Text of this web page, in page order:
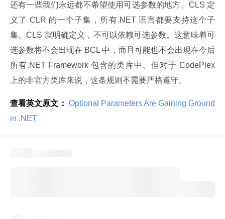
还有一些我们永远都不希望使用可选参数的地方。CLS 定
义了 CLR 的一个子集，所有.NET 语言都要支持这个子
集。CLS 就明确定义，不可以依赖可选参数。这意味着可
选参数将不会出现在 BCL 中，而且可能也不会出现在今后
所有.NET Framework 包含的类库中。但对于 CodePlex
上的非官方类库来说，这条规则不需要严格遵守。
查看英文原文： Optional Parameters Are Gaining Ground
in .NET